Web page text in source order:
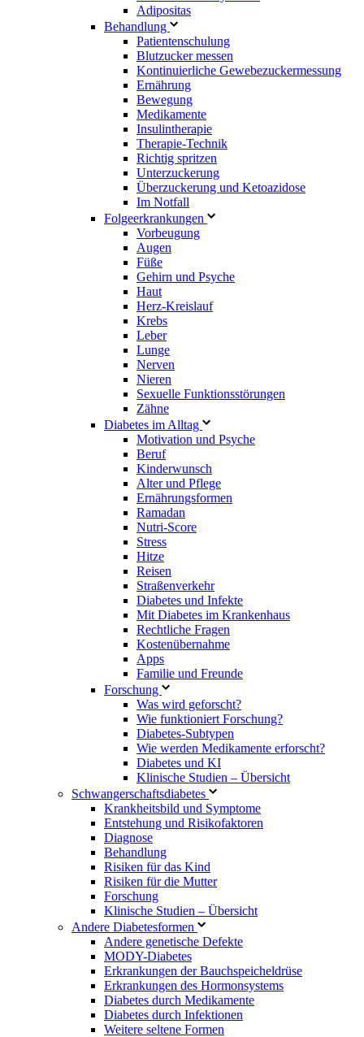
Adipositas
Behandlung
Patientenschulung
Blutzucker messen
Kontinuierliche Gewebezuckermessung
Ernährung
Bewegung
Medikamente
Insulintherapie
Therapie-Technik
Richtig spritzen
Unterzuckerung
Überzuckerung und Ketoazidose
Im Notfall
Folgeerkrankungen
Vorbeugung
Augen
Füße
Gehirn und Psyche
Haut
Herz-Kreislauf
Krebs
Leber
Lunge
Nerven
Nieren
Sexuelle Funktionsstörungen
Zähne
Diabetes im Alltag
Motivation und Psyche
Beruf
Kinderwunsch
Alter und Pflege
Ernährungsformen
Ramadan
Nutri-Score
Stress
Hitze
Reisen
Straßenverkehr
Diabetes und Infekte
Mit Diabetes im Krankenhaus
Rechtliche Fragen
Kostenübernahme
Apps
Familie und Freunde
Forschung
Was wird geforscht?
Wie funktioniert Forschung?
Diabetes-Subtypen
Wie werden Medikamente erforscht?
Diabetes und KI
Klinische Studien – Übersicht
Schwangerschaftsdiabetes
Krankheitsbild und Symptome
Entstehung und Risikofaktoren
Diagnose
Behandlung
Risiken für das Kind
Risiken für die Mutter
Forschung
Klinische Studien – Übersicht
Andere Diabetesformen
Andere genetische Defekte
MODY-Diabetes
Erkrankungen der Bauchspeicheldrüse
Erkrankungen des Hormonsystems
Diabetes durch Medikamente
Diabetes durch Infektionen
Weitere seltene Formen